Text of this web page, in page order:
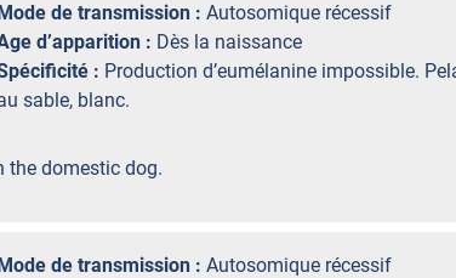
de transmission : Autosomique récessif
d’apparition : Dès la naissance
: Production d’eumélanine impossible.
sable, blanc.
the domestic dog.
de transmission : Autosomique récessif